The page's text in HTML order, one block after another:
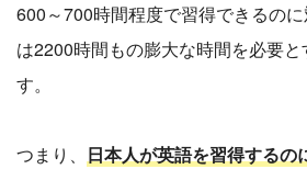
600～700時間程度で習得できるの
は2200時間もの膨大な時間を必要と
す。
つまり、 日本人が英語を習得するの